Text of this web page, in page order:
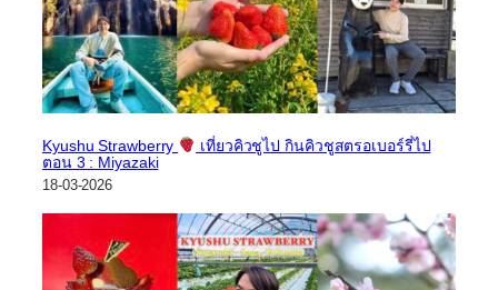
Kyushu Strawberry
เที่ยวคิวชูไป กินคิวชูสตรอเบอร์รี่ไป
ตอน 3 : Miyazaki
18-03-2026